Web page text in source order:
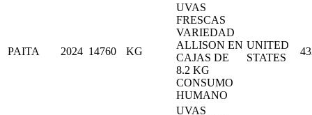
PAITA 2024 14760 KG
UVAS
FRESCAS
VARIEDAD
ALLISON EN
CAJAS DE
8.2 KG
CONSUMO
HUMANO
UNITED
STATES
UVAS